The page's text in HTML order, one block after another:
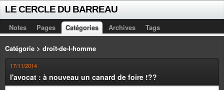
LE CERCLE DU BARREAU
Notes Pages Catégories Archives Tags
Catégorie > droit-de-l-homme
17/11/2014
l'avocat : à nouveau un canard de foire !??